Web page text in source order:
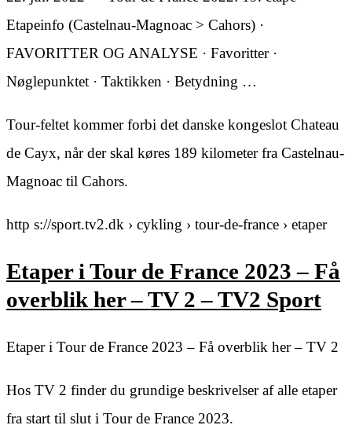
Etapeinfo (Castelnau-Magnoac > Cahors) ·
FAVORITTER OG ANALYSE · Favoritter ·
Nøglepunktet · Taktikken · Betydning …
Tour-feltet kommer forbi det danske kongeslot Chateau
de Cayx, når der skal køres 189 kilometer fra Castelnau-
Magnoac til Cahors.
http s://sport.tv2.dk › cykling › tour-de-france › etaper
Etaper i Tour de France 2023 – Få
overblik her – TV 2 – TV2 Sport
Etaper i Tour de France 2023 – Få overblik her – TV 2
Hos TV 2 finder du grundige beskrivelser af alle etaper
fra start til slut i Tour de France 2023.